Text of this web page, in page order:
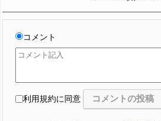
コメント
利用規約に同意